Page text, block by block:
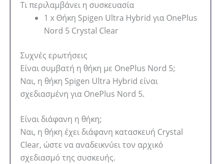
Τι περιλαμβάνει η συσκευασία
1 x Θήκη Spigen Ultra Hybrid για OnePlus
Nord 5 Crystal Clear
Συχνές ερωτήσεις
Είναι συμβατή η θήκη με OnePlus Nord 5;
Ναι, η θήκη Spigen Ultra Hybrid είναι
σχεδιασμένη για OnePlus Nord 5.
Είναι διάφανη η θήκη;
Ναι, η θήκη έχει διάφανη κατασκευή Crystal
Clear, ώστε να αναδεικνύει τον αρχικό
σχεδιασμό της συσκευής.